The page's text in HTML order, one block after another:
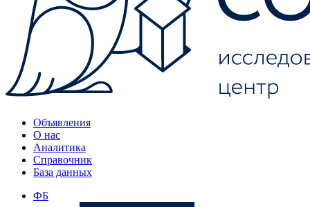
Объявления
О нас
Аналитика
Справочник
База данных
ФБ